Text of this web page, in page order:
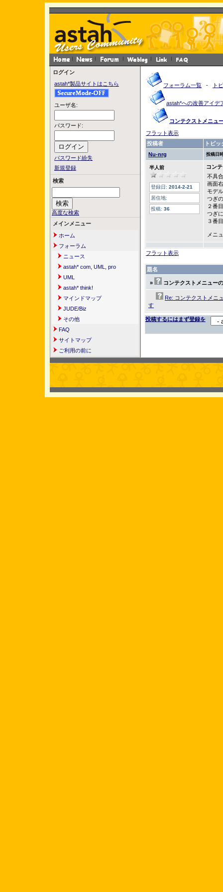
ログイン
astah*製品サイトはこちら
ユーザ名:
パスワード:
パスワード紛失
新規登録
検索
高度な検索
メインメニュー
ホーム
フォーラム
ニュース
astah* com, UML, pro
UML
astah* think!
マインドマップ
JUDE/Biz
その他
FAQ
サイトマップ
ご利用の前に
フォーラム一覧 - ト
astah*への改善アイデ
コンテクストメニュ
フラット表示
投稿者
トピッ
Nu-nrg
投稿日
半人前
登録日: 2014-2-21
居住地:
投稿: 36
コン
不具
画面
モデ
つぎ
２番
つぎ
３番
メニ
フラット表示
題名
» コンテクストメニュー
Re: コンテクストメニ
す
投稿するにはまず登録を